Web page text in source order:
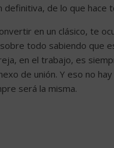
definitiva, de lo que hace
en un clásico, te
todo sabiendo que
en el trabajo, es
de unión. Y eso no
será la misma.